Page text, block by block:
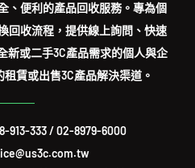
、便利的產品回收服務。專為個
回收流程，提供線上詢問、快速
新或二手3C產品需求的個人與企
賃或出售3C產品解決渠道。
913-333/02-8979-6000